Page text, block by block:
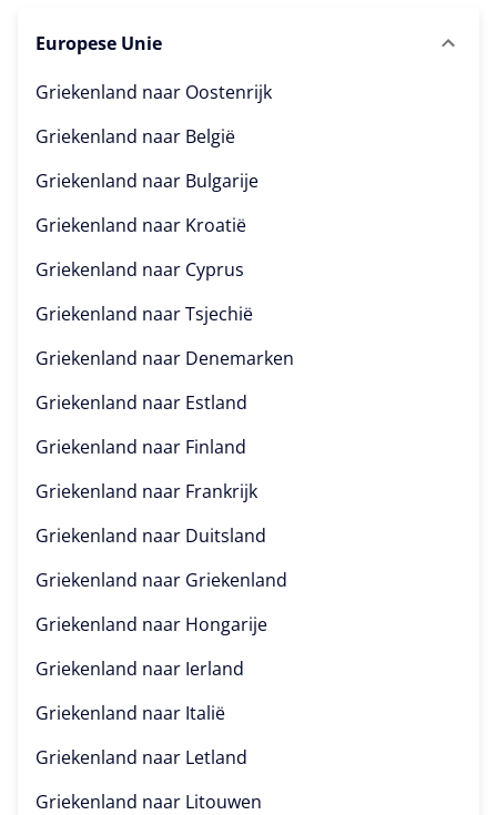
Europese Unie
Griekenland naar Oostenrijk
Griekenland naar België
Griekenland naar Bulgarije
Griekenland naar Kroatië
Griekenland naar Cyprus
Griekenland naarTsjechië
Griekenland naar Denemarken
Griekenland naar Estland
Griekenland naar Finland
Griekenland naar Frankrijk
Griekenland naar Duitsland
Griekenland naar Griekenland
Griekenland naar Hongarije
Griekenland naar Ierland
Griekenland naar Italië
Griekenland naar Letland
Griekenland naar Litouwen